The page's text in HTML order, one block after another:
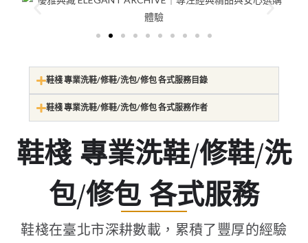
鞋棧 專業洗鞋/修鞋/洗包/修包 各式服務目錄
鞋棧 專業洗鞋/修鞋/洗包/修包 各式服務作者
鞋棧 專業洗鞋/修鞋/洗
包/修包 各式服務
鞋棧在臺北市深耕數載，累積了豐厚的經驗